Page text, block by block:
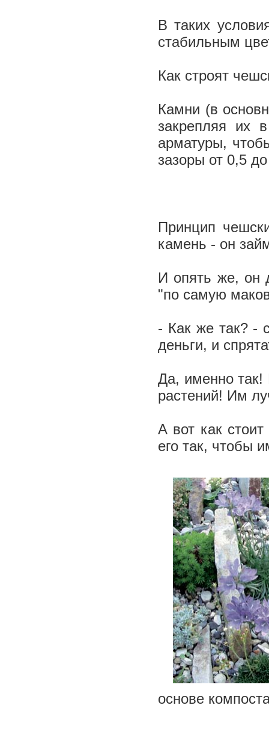
В таких
стабильным
Как строят
Камни (в
закрепляя их
арматуры,
зазоры от 0,5
Принцип
камень - он
И опять же, он
"по самую
- Как же так? -
деньги, и
Да, именно
растений! Им
А вот как
его так, чтобы
основе